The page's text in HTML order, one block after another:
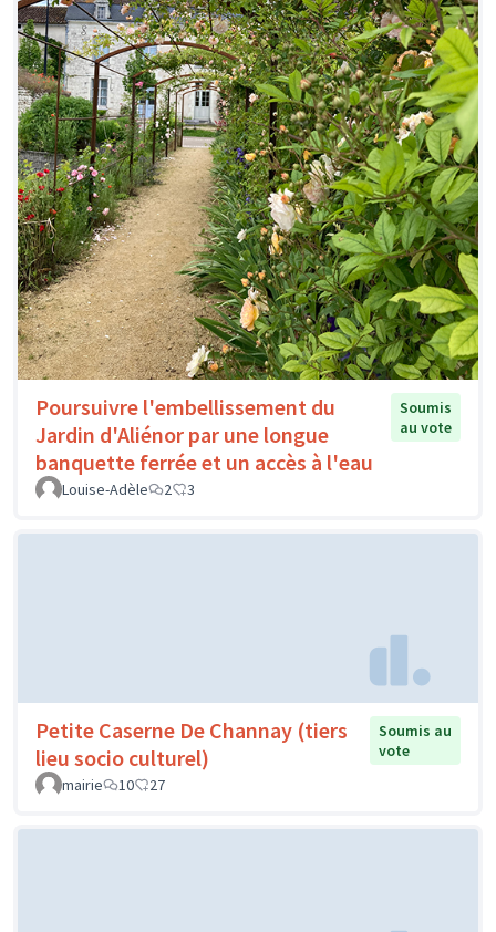
Poursuivre l'embellissement du
Jardin d'Aliénor par une longue
banquette ferrée et un accès à l'eau
Soumis
au vote
Louise-Adèle 2 3
Petite Caserne De Channay (tiers
lieu socio culturel)
Soumis au
vote
mairie
10 27